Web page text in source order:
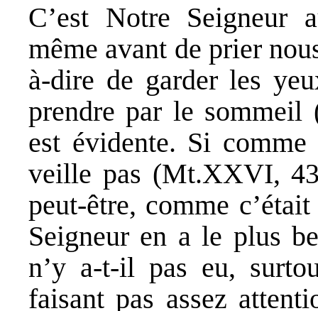
C’est Notre Seigneur
même avant de prier
à-dire de garder les
prendre par le
est évidente. Si
veille pas (Mt.XXVI,
peut-être, comme
Seigneur en a le plus
n’y a-t-il pas eu,
faisant pas assez